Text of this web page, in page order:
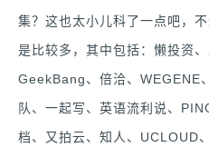
集？这也太小儿科了一点吧，
是比较多，其中包括：懒投资
GeekBang、倍洽、WEGENE
队、一起写、英语流利说、
档、又拍云、知人、UCLOUD